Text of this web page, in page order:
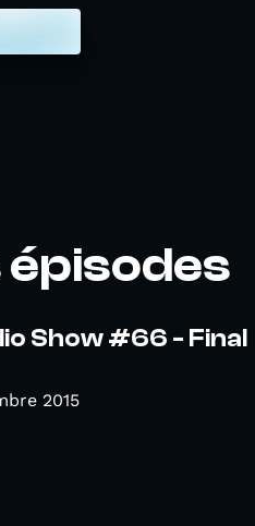
Show #66 - Final
2015